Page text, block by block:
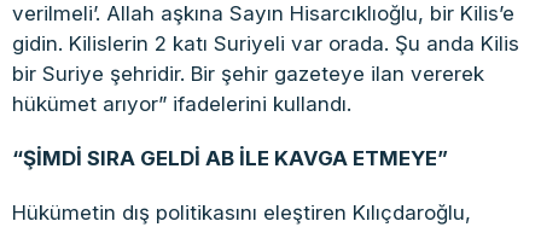
verilmeli’. Allah aşkına Sayın Hisarcıklıoğlu, bir Kilis’e
gidin. Kilislerin 2 katı Suriyeli var orada. Şu anda Kilis
bir Suriye şehridir. Bir şehir gazeteye ilan vererek
hükümet arıyor” ifadelerini kullandı.
“ŞİMDİ SIRA GELDİ AB İLE KAVGA ETMEYE”
Hükümetin dış politikasını eleştiren Kılıçdaroğlu,